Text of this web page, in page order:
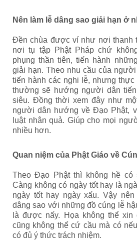
Nên làm lễ dâng sao giải hạn ở
Đền chùa được ví như nơi thanh
nơi tụ tập Phật Pháp chứ
phụng thần tiên, tiến hành
giải hạn. Theo nhu cầu của
tiến hành các nghi lễ, nhưng thực
thường sẽ hướng người dân
siêu. Đồng thời xem đây như
người dân hướng về Đạo Phật,
luật nhân quả. Giúp cho mọi
nhiều hơn.
Quan niệm của Phật Giáo về
Theo Đạo Phật thì không hề có
Càng không có ngày tốt hay là
ngày tốt hay ngày xấu. Vậy
dâng sao với những đồ cúng lễ
là được nấy. Họa không thể
cũng không thể cứ cầu mà có
có đủ ý thức trách nhiệm.